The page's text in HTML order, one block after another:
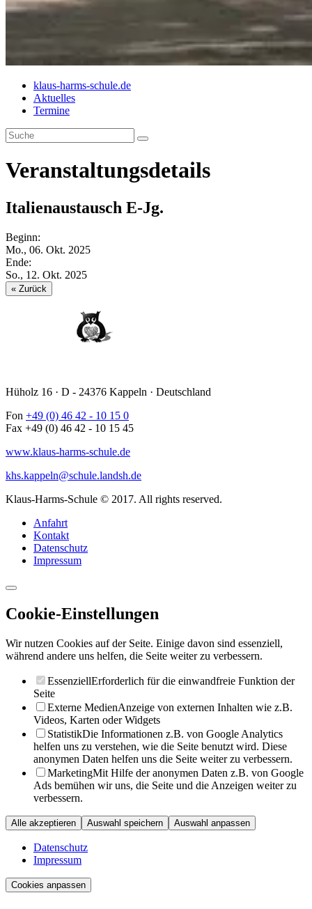
klaus-harms-schule.de
Aktuelles
Termine
Veranstaltungs­details
Italienaustausch E-Jg.
Beginn:
Mo., 06. Okt. 2025
Ende:
So., 12. Okt. 2025
« Zurück
Hüholz 16 · D - 24376 Kappeln · Deutschland
Fon +49 (0) 46 42 - 10 15 0
Fax +49 (0) 46 42 - 10 15 45
www.klaus-harms-schule.de
khs.kappeln@schule.landsh.de
Klaus-Harms-Schule © 2017. All rights reserved.
Anfahrt
Kontakt
Datenschutz
Impressum
Cookie-Einstellungen
Wir nutzen Cookies auf der Seite. Einige davon sind essenziell,
während andere uns helfen, die Seite weiter zu verbessern.
EssenziellErforderlich für die einwandfreie Funktion der
Seite
Externe MedienAnzeige von externen Inhalten wie z.B.
Videos, Karten oder Widgets
StatistikDie Informationen z.B. von Google Analytics
helfen uns zu verstehen, wie die Seite benutzt wird. Diese
anonymen Daten helfen uns die Seite weiter zu verbessern.
MarketingMit Hilfe der anonymen Daten z.B. von Google
Ads bemühen wir uns, die Seite und die Anzeigen weiter zu
verbessern.
Alle akzeptieren Auswahl speichern Auswahl anpassen
Datenschutz
Impressum
Cookies anpassen